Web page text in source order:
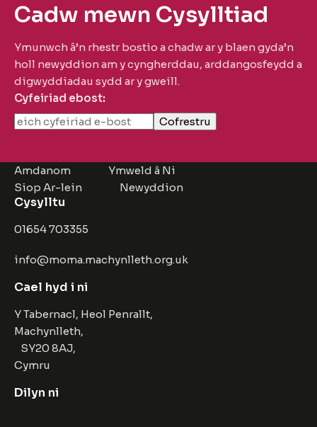
Cadw mewn Cysylltiad
Ymunwch â’n rhestr bostio a chadw ar y blaen gyda’n
holl newyddion am y cyngherddau, arddangosfeydd a
digwyddiadau sydd ar y gweill.
Cyfeiriad ebost:
Amdanom
Ymweld â Ni
Siop Ar-lein
Newyddion
Cysylltu
01654 703355
info@moma.machynlleth.org.uk
Cael hyd i ni
Y Tabernacl, Heol Penrallt,
Machynlleth,
SY20 8AJ,
Cymru
Dilyn ni